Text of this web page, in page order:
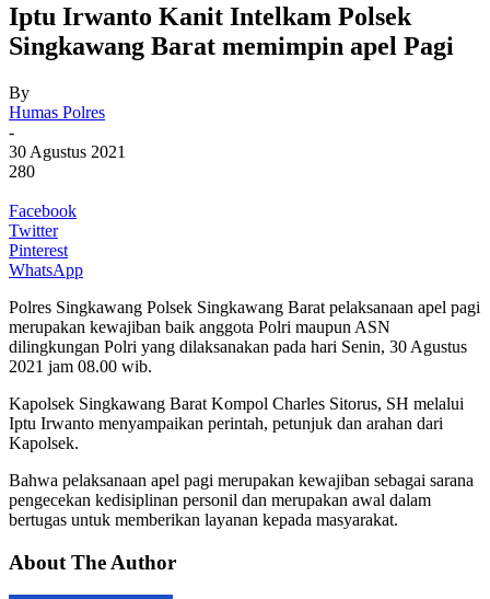
Iptu Irwanto Kanit Intelkam Polsek
Singkawang Barat memimpin apel Pagi
By
Humas Polres
-
30 Agustus 2021
280
Facebook
Twitter
Pinterest
WhatsApp
Polres Singkawang Polsek Singkawang Barat pelaksanaan apel pagi
merupakan kewajiban baik anggota Polri maupun ASN
dilingkungan Polri yang dilaksanakan pada hari Senin, 30 Agustus
2021 jam 08.00 wib.
Kapolsek Singkawang Barat Kompol Charles Sitorus, SH melalui
Iptu Irwanto menyampaikan perintah, petunjuk dan arahan dari
Kapolsek.
Bahwa pelaksanaan apel pagi merupakan kewajiban sebagai sarana
pengecekan kedisiplinan personil dan merupakan awal dalam
bertugas untuk memberikan layanan kepada masyarakat.
About The Author